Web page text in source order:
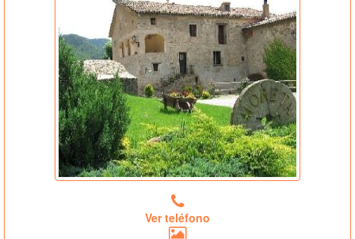
Ver teléfono